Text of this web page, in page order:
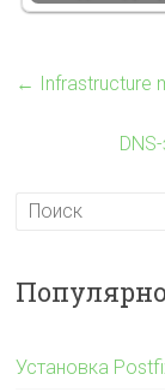
← Infrastructure
Установка